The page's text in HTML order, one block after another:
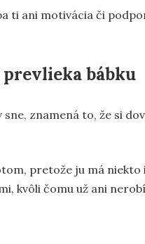
ti ani motivácia či
bábku
znamená to, že si
pretože ju má niekto
kvôli čomu už ani